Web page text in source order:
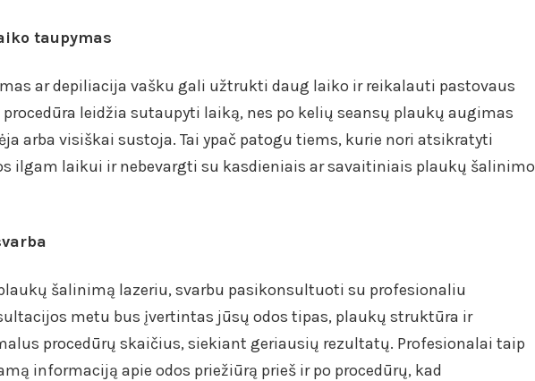
taupymas
ar depiliacija vašku gali užtrukti daug laiko ir reikalauti pastovaus
procedūra leidžia sutaupyti laiką, nes po kelių seansų plaukų augimas
arba visiškai sustoja. Tai ypač patogu tiems, kurie nori atsikratyti
ilgam laikui ir nebevargti su kasdieniais ar savaitiniais plaukų šalinimo
šalinimą lazeriu, svarbu pasikonsultuoti su profesionaliu
metu bus įvertintas jūsų odos tipas, plaukų struktūra ir
procedūrų skaičius, siekiant geriausių rezultatų. Profesionalai taip
informaciją apie odos priežiūrą prieš ir po procedūrų, kad